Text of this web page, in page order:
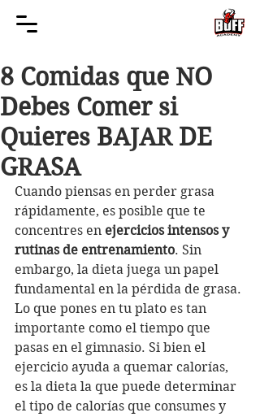
8 Comidas que NO
Debes Comer si
Quieres BAJAR DE
GRASA
Cuando piensas en perder grasa
rápidamente, es posible que te
concentres en ejercicios intensos y
rutinas de entrenamiento. Sin
embargo, la dieta juega un papel
fundamental en la pérdida de grasa.
Lo que pones en tu plato es tan
importante como el tiempo que
pasas en el gimnasio. Si bien el
ejercicio ayuda a quemar calorías,
es la dieta la que puede determinar
el tipo de calorías que consumes y